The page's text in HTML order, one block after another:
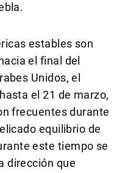
estables son
el final del
Unidos, el
el 21 de marzo,
frecuentes durante
equilibrio de
este tiempo se
dirección que